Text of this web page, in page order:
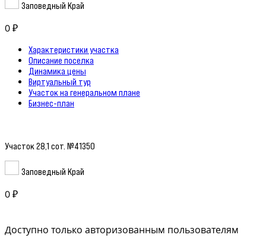
Заповедный Край
0 ₽
Характеристики участка
Описание поселка
Динамика цены
Виртуальный тур
Участок на генеральном плане
Бизнес-план
Участок 28,1 сот. №41350
Заповедный Край
0 ₽
Доступно только авторизованным пользователям